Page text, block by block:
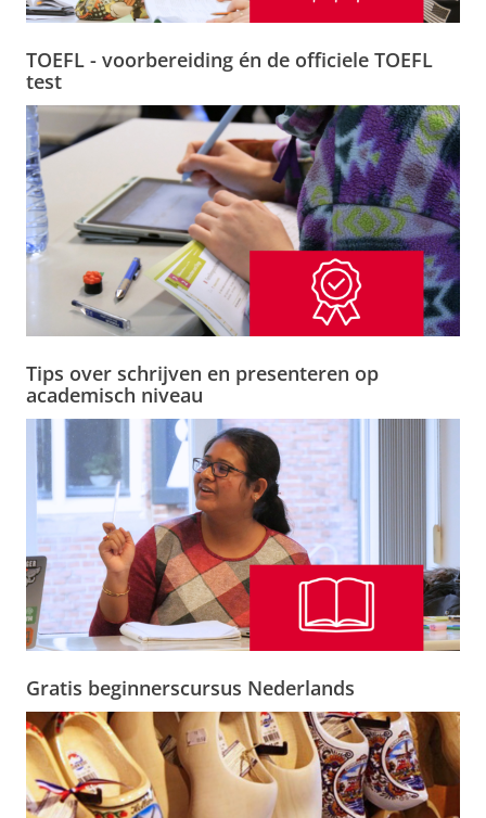
TOEFL - voorbereiding én de officiele TOEFL
test
Tips over schrijven en presenteren op
academisch niveau
Gratis beginnerscursus Nederlands